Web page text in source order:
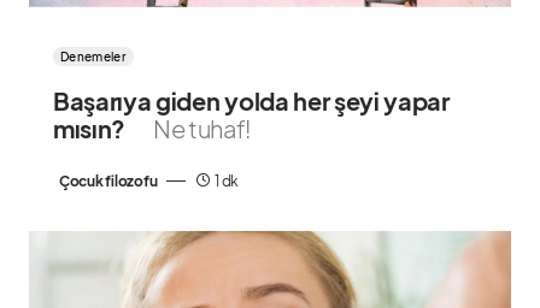
Denemeler
Başarıya giden yolda her şeyi yapar
mısın?
Ne tuhaf!
Çocuk filozofu 1 dk